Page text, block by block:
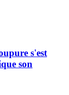
s'est
son